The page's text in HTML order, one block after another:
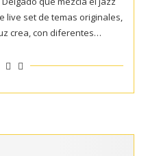
live set de temas originales,
crea, con diferentes…